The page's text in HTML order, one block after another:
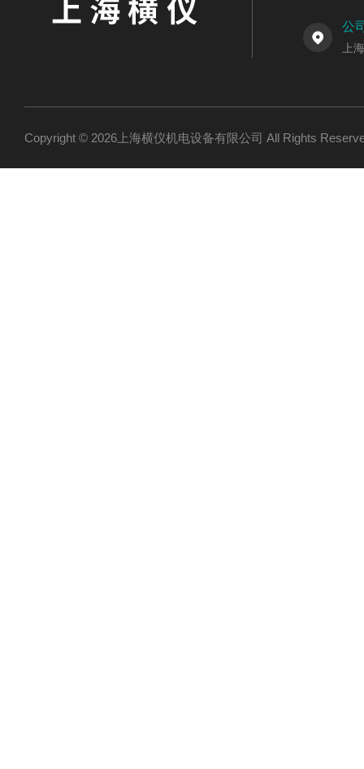
公
上
Copyright © 2026上海横仪机电设备有限公司 All Rights